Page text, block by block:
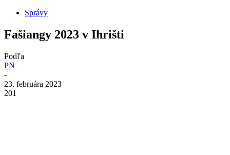
Správy
Fašiangy 2023 v Ihrišti
Podľa
PN
-
23. februára 2023
201